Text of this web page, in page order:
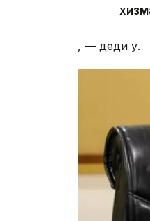
, — деди у.